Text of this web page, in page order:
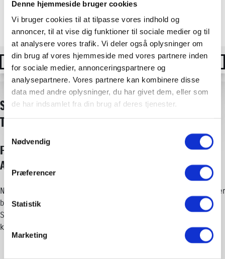
Denne hjemmeside bruger cookies
Vi bruger cookies til at tilpasse vores indhold og
annoncer, til at vise dig funktioner til sociale medier og til
at analysere vores trafik. Vi deler også oplysninger om
din brug af vores hjemmeside med vores partnere inden
for sociale medier, annonceringspartnere og
analysepartnere. Vores partnere kan kombinere disse
data med andre oplysninger, du har givet dem, eller som
de har indsamlet fra din brug af deres tjenester.
Nødvendig
Præferencer
Statistik
Marketing
JES ABRAHAMSEN
Afdelingschef & Salg/Erhverv
76 70 16 03 E-MAIL
SUZUKI FORSIKRING HOS ATBILER GIVE -
TRYGHED HELE VEJEN
FÅ DEN RETTE FORSIKRING TIL DIN SUZUKI HOS
ATBILER I GIVE
Når du kører i en
, fortjener du en forsikring, der matcher
bilens kvalitet. Hos
tilbyder vi en skræddersyet
Suzuki forsikring med fokus på tryghed, god dækning og en
konkurrencedygtig pris.